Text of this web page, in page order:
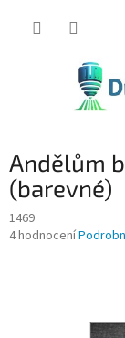
Andělům
(barevné)
1469
Průměrné
4 hodnocení